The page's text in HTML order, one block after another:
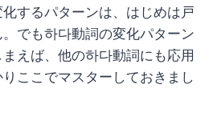
化するパターンは、はじめは戸
でも하다動詞の変化パターン
えば、他の하다動詞にも応用
ここでマスターしておきまし